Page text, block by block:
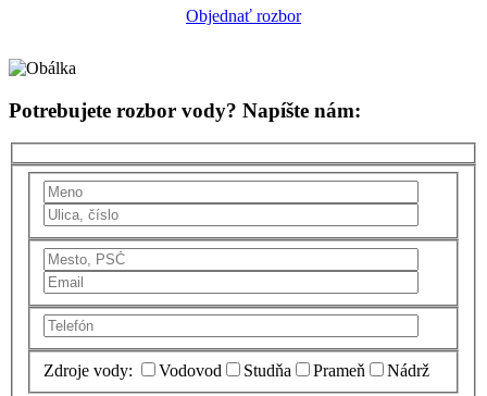
Objednať rozbor
Potrebujete rozbor vody? Napíšte nám:
Zdroje vody: Vodovod Studňa Prameň Nádrž